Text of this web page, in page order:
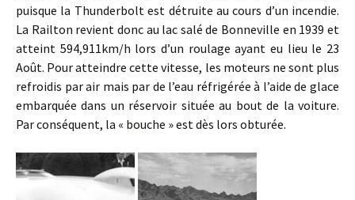
puisque la Thunderbolt est détruite au cours d’un incendie.
La Railton revient donc au lac salé de Bonneville en 1939 et
atteint 594,911km/h lors d’un roulage ayant eu lieu le 23
Août. Pour atteindre cette vitesse, les moteurs ne sont plus
refroidis par air mais par de l’eau réfrigérée à l’aide de glace
embarquée dans un réservoir située au bout de la voiture.
Par conséquent, la « bouche » est dès lors obturée.